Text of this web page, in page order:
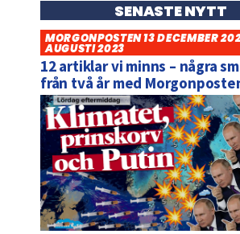
SENASTE NYTT
MORGONPOSTEN 13 DECEMBER
AUGUSTI 2023
12 artiklar vi minns – några
från två år med